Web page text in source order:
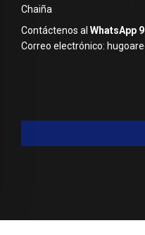
Chaiña
Contáctenos al WhatsApp
Correo electrónico: